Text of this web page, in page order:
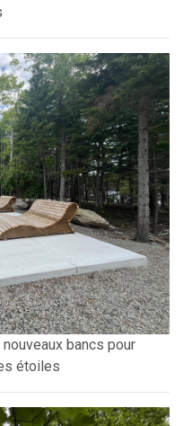
bancs pour
étoiles